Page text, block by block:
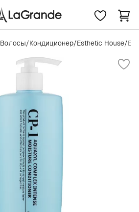
Волосы/Кондиционер/Esthetic House/